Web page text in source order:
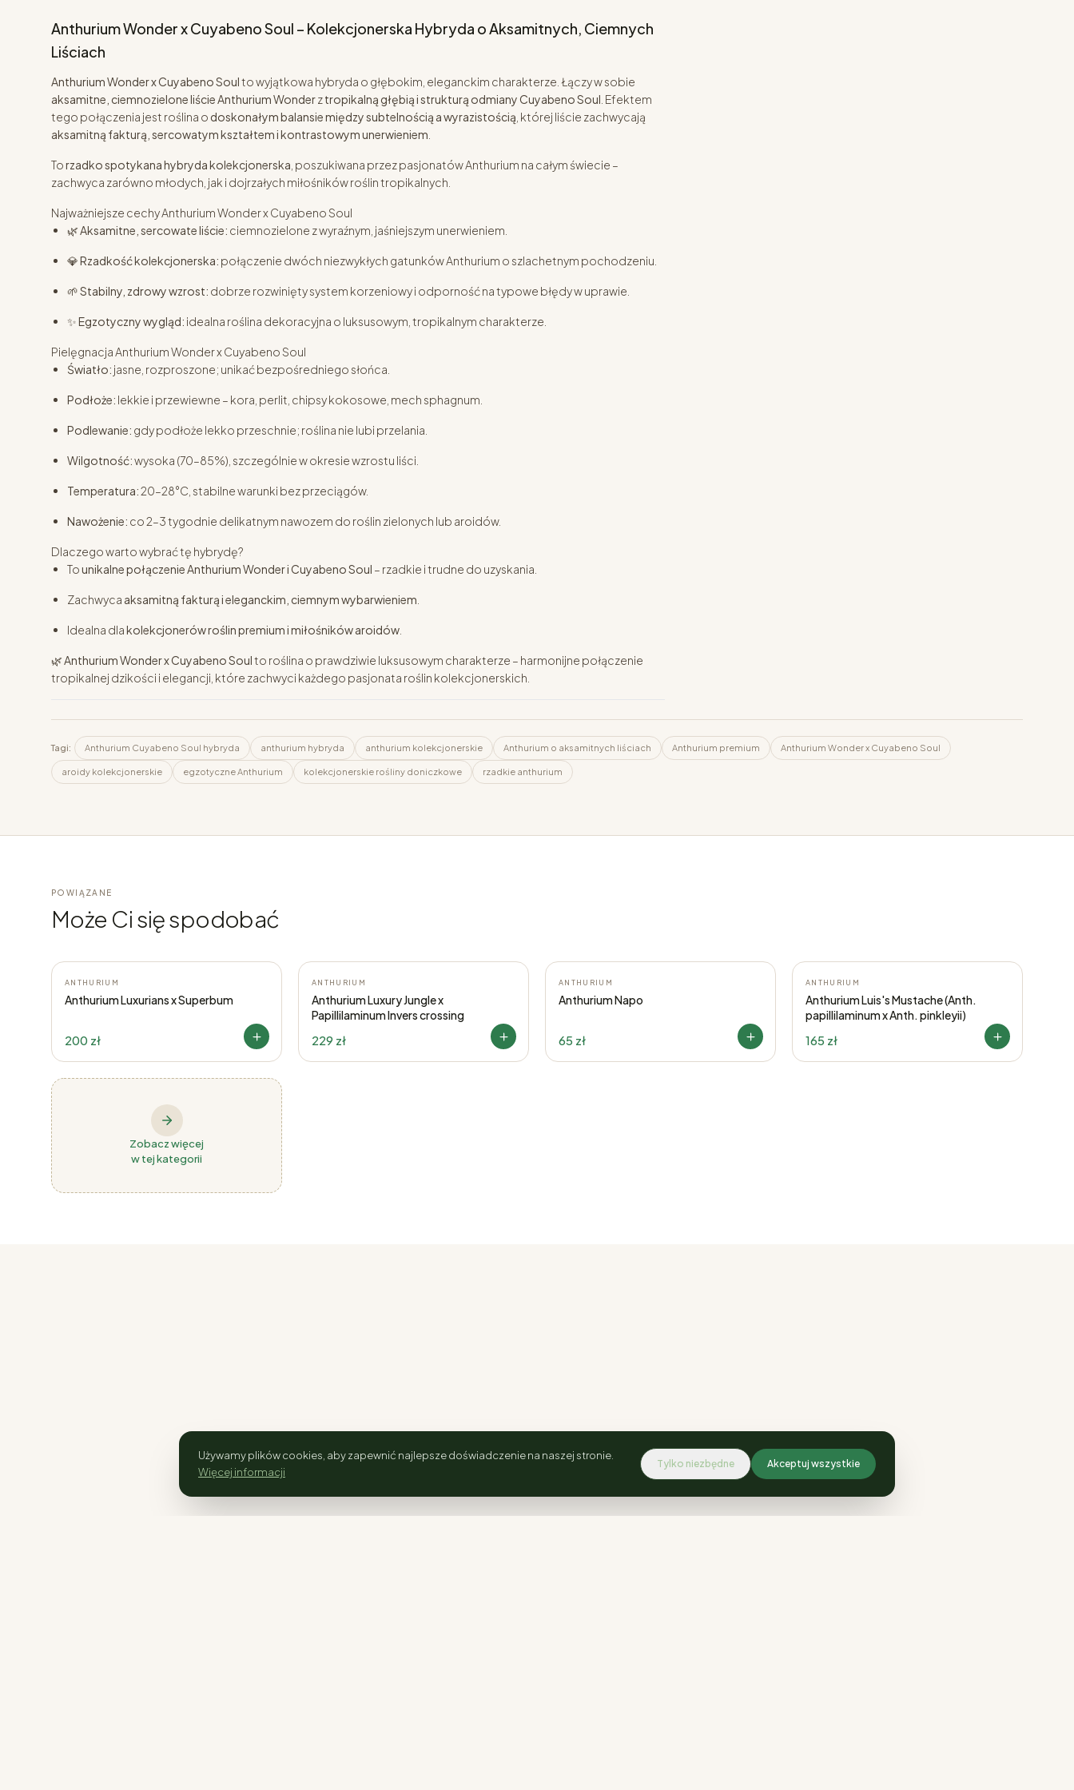
Anthurium Wonder x Cuyabeno Soul – Kolekcjonerska Hybryda o Aksamitnych, Ciemnych
Liściach
Anthurium Wonder x Cuyabeno Soulto wyjątkowa hybryda o głębokim, eleganckim charakterze. Łączy w sobie
aksamitne, ciemnozielone liście Anthurium Wonderztropikalną głębią i strukturą odmiany Cuyabeno Soul . Efektem
tego połączenia jest roślina o doskonałym balansie między subtelnością a wyrazistością , której liście zachwycają
aksamitną fakturą, sercowatym kształtem i kontrastowym unerwieniem
Torzadko spotykana hybryda kolekcjonerska , poszukiwana przez pasjonatów Anthurium na całym świecie –
zachwyca zarówno młodych, jak i dojrzałych miłośników roślin tropikalnych.
Najważniejsze cechy Anthurium Wonder x Cuyabeno Soul
🌿Aksamitne, sercowate liście: ciemnozielone z wyraźnym, jaśniejszym unerwieniem.
💎Rzadkość kolekcjonerska: połączenie dwóch niezwykłych gatunków Anthurium o szlachetnym pochodzeniu.
🌱Stabilny, zdrowy wzrost: dobrze rozwinięty system korzeniowy i odporność na typowe błędy w uprawie.
✨Egzotyczny wygląd: idealna roślina dekoracyjna o luksusowym, tropikalnym charakterze.
Pielęgnacja Anthurium Wonder x Cuyabeno Soul
Światło: jasne, rozproszone; unikać bezpośredniego słońca.
Podłoże: lekkie i przewiewne – kora, perlit, chipsy kokosowe, mech sphagnum.
Podlewanie: gdy podłoże lekko przeschnie; roślina nie lubi przelania.
Wilgotność:wysoka (70–85%), szczególnie w okresie wzrostu liści.
Temperatura:20–28°C, stabilne warunki bez przeciągów.
Nawożenie: co 2–3 tygodnie delikatnym nawozem do roślin zielonych lub aroidów.
Dlaczego warto wybrać tę hybrydę?
Tounikalne połączenie Anthurium Wonder i Cuyabeno Soul – rzadkie i trudne do uzyskania.
Zachwyca aksamitną fakturą i eleganckim, ciemnym wybarwieniem
Idealna dlakolekcjonerów roślin premium i miłośników aroidów
🌿Anthurium Wonder x Cuyabeno Soulto roślina o prawdziwie luksusowym charakterze – harmonijne połączenie
tropikalnej dzikości i elegancji, które zachwyci każdego pasjonata roślin kolekcjonerskich.
Tagi: Anthurium Cuyabeno Soul hybryda anthurium hybryda anthurium kolekcjonerskie Anthurium o aksamitnych liściach Anthurium premium Anthurium Wonder x Cuyabeno Soul
aroidy kolekcjonerskie egzotyczne Anthurium kolekcjonerskie rośliny doniczkowe rzadkie anthurium
POWIĄZANE
Może Ci się spodobać
ANTHURIUM
Anthurium Luxurians x Superbum
200 zł
ANTHURIUM
Anthurium Luxury Jungle x
Papillilaminum Invers crossing
229 zł
ANTHURIUM
Anthurium Napo
65 zł
ANTHURIUM
Anthurium Luis's Mustache (Anth.
papillilaminum x Anth. pinkleyii)
165 zł
Zobacz więcej
w tej kategorii
Używamy plików cookies, aby zapewnić najlepsze doświadczenie na naszej stronie.
Więcej informacji
Tylko niezbędne Akceptuj wszystkie